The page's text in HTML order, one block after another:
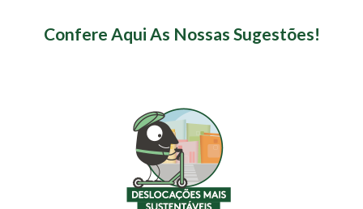
Confere Aqui As Nossas Sugestões!